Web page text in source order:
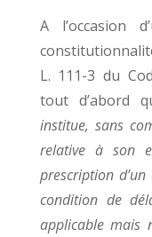
A l’occasion
L. 111-3 du
tout d’abord
institue, sans
relative à son
prescription
condition de
applicable mais